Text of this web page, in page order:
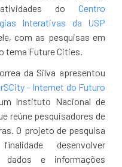
do Centro
Interativas da USP
com as pesquisas em
tema Future Cities.
da Silva apresentou
– Internet do Futuro
Instituto Nacional de
reúne pesquisadores de
O projeto de pesquisa
desenvolver
dados e informações